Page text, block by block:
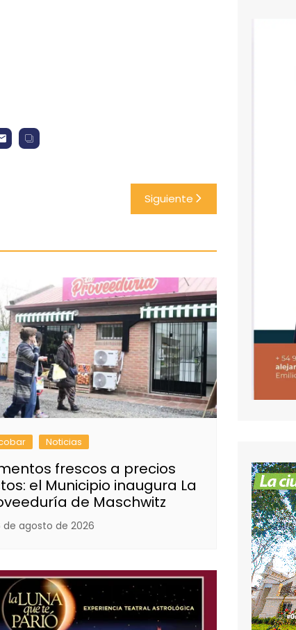
Siguiente
Noticias
frescos a precios
el Municipio inaugura La
de Maschwitz
de agosto de 2026